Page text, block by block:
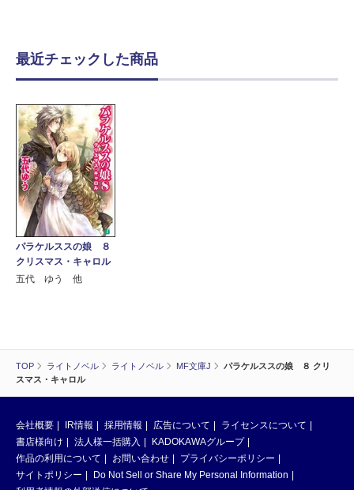
TOP ライトノベル ライトノベル MF文庫J
パラケルススの娘 ８ クリ
スマス・キャロル
最近チェックした商品
パラケルススの娘 ８
クリスマス・キャロル
五代 ゆう 他
会社概要 IR情報 採用情報 広告について
ライセンスについて
書店様向け
法人様一括購入
KADOKAWAグループ
作品の利用について
お問い合わせ
プライバシーポリシー
サイトポリシー
Do Not Sell or Share My Personal Information